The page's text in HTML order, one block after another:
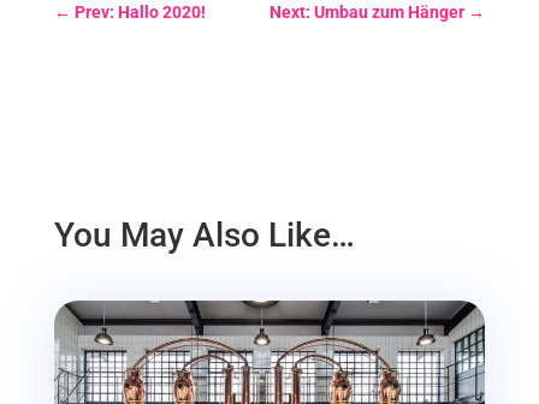
← Prev: Hallo 2020! Next: Umbau zum Hänger →
You May Also Like…